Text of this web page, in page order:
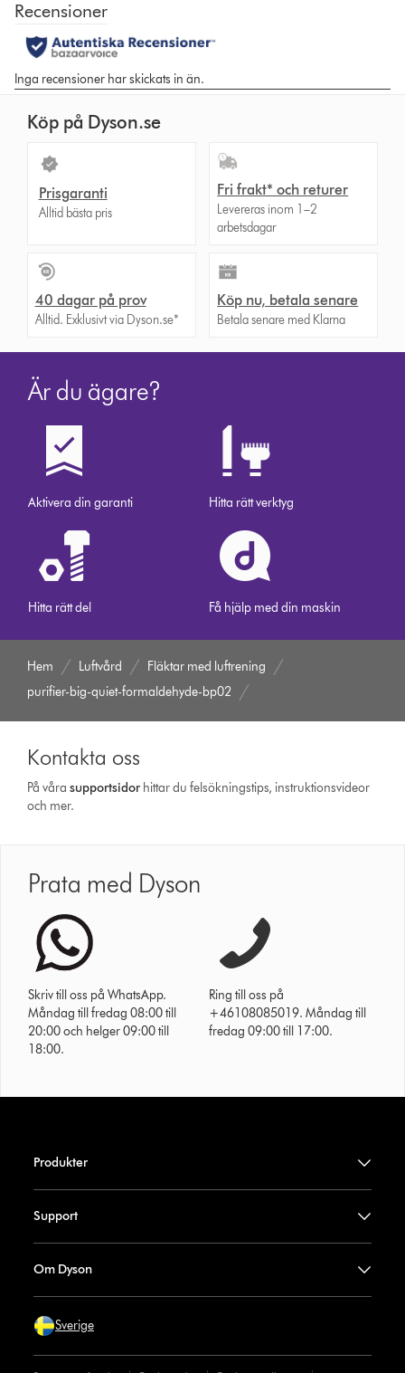
Köp på Dyson.se
Prisgaranti
Alltid bästa pris
Fri frakt* och returer
Levereras inom 1–2
arbetsdagar
40 dagar på prov
Alltid. Exklusivt via Dyson.se*
Köp nu, betala senare
Betala senare med Klarna
Är du ägare?
Aktivera din garanti Hitta rätt verktyg
Hitta rätt del Få hjälp med din maskin
Hem Luftvård
Fläktar med luftrening
purifier-big-quiet-formaldehyde-bp02
Kontakta oss
På vårasupport­sidor hittar du felsökningstips, instruktionsvideor
och mer.
Prata med Dyson
Skriv till oss på WhatsApp.
Måndag till fredag 08:00 till
20:00 och helger 09:00 till
18:00.
Ring till oss på
+46108085019. Måndag till
fredag 09:00 till 17:00.
Produkter
Support
Om Dyson
Sverige